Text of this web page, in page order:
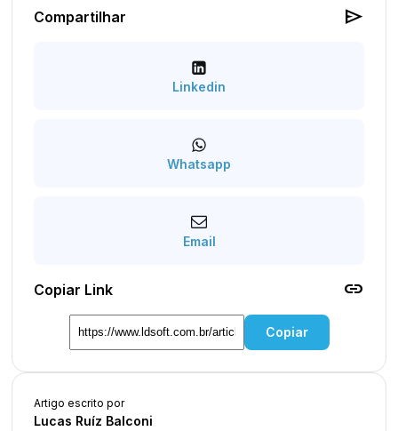
Compartilhar send
Linkedin
Whatsapp
Email
Copiar Link link
Copiar
Artigo escrito por
Lucas Ruíz Balconi